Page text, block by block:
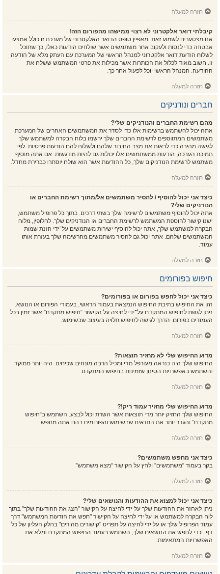
חזרה למעלה
קיבלתי דואר אלקטרוני לא רצוי ממישהו מהפורום הזה!
אנו מצטערים לשמוע זאת. מאפיין טופס הדואר האלקטרוני של מערכת זו כולל אמצעי
אבטחה כדי לנסות ולעקוב אחר משתמשים אשר שולחים הודעות כאלו, כך שתוכל
לשלוח הודעת דואר אלקטרוני למנהל הראשי של המערכת עם העתק מלא של הודעה
זו. חשוב מאוד לכלול את הכותרות אשר מכילות את פרטי המשתמש ששלח את
ההודעה. המנהל הראשי יוכל לפעול אחר כך.
חזרה למעלה
חברים ונודניקים
מהם רשימת החברים והנודניקים שלי?
אתה יכול להשתמש ברשימות אלו כדי לסדר את המשתמשים האחרים של המערכת.
משתמשים המתווספים לרשימת החברים שלך ירשמו בלוח הבקרה למשתמש שלך
לגישה מהירה כדי לראות את מצב החיבור שלהם ולשלוח להם הודעות פרטיות. לפי
תמיכת הערכה, הודעות ממשתמשים אלו יכולות גם להיות מודגשות. אם אתה מוסיף
משתמש לרשימת הנודניקים שלך, כל ההודעות אשר הוא שולח יוסתרו כברירת מחדל.
חזרה למעלה
כיצד אני יכול להוסיף / להסיר משתמשים אל/מתוך רשימת החברים או
הנודניקים שלי?
אתה יכול להוסיף משתמשים לרשימה שלך בשתי דרכים. בתוך כל פרופיל משתמש,
ישנו קישור להוספת המשתמש לרשימת החברים או הנודניקים שלך. לחלופין, מלוח
הבקרה למשתמש שלך, אתה יכול להוסיף ישירות משתמשים על־ידי הזנת שמות
המשתמשים שלהם. אתה יכול גם להסיר משתמשים מהרשימה שלך בעזרת אותו
עמוד.
חזרה למעלה
חיפוש בפורומים
כיצד אני יכול לחפש בפורום או בפורומים?
הזן את החיפוש בתיבת החיפוש הנמצאת בעמוד הראשי, בעמודי הפורום או הנושא.
ניתן לגשת לחיפוש המתקדם על־ידי לחיצה על הקישור “חיפוש מתקדם” אשר זמין בכל
העמודים בפורום. הדרך לגישה לחיפוש תלויה בעיצוב שבשימוש.
חזרה למעלה
מדוע החיפוש שלי לא מחזיר תוצאות?
החיפוש שלך היה כנראה מעורפל מדי ומכיל הרבה מונחים שכיחים. היה יותר ממוקד
והשתמש באפשרויות הסינון שזמינות בחיפוש המתקדם.
חזרה למעלה
מדוע החיפוש שלי מחזיר עמוד ריק!?
החיפוש שלך החזיק יותר מדי תוצאות אשר השרת יכול לבצע. השתמש ב“חיפוש
מתקדם” והגדר יותר את התנאים שבשימוש והפורומים בהם אתה מחפש.
חזרה למעלה
כיצד אני מחפש משתמשים?
בקר בעמוד “משתמשים” ולחץ על הקישור “מצא משתמש”
חזרה למעלה
כיצד אני יכול למצוא את ההודעות והנושאים שלי?
ניתן לאחזר את ההודעות שלך על-ידי לחיצה על הקישור "הצג את ההודעות שלך" בתוך
לוח הבקרה למשתמש או על ידי לחיצה על הקישור "חפש את הודעות המשתמש" דרך
עמוד הפרופיל שלך או על ידי לחיצה על תפריט "קישורים מהירים" בחלק העליון של כל
דף. כדי לחפש את הנושאים שלך, השתמש בעמוד החיפוש המתקדם ומלא את
האפשרויות המתאימות.
חזרה למעלה